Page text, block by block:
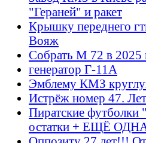
"Гераней" и ракет
Крышку переднего
Вояж
Собрать М 72 в 2025
генератор Г-11А
Эмблему КМЗ
Истрёж номер 47.
Пиратские футболки
остатки + ЕЩЁ ОДНА